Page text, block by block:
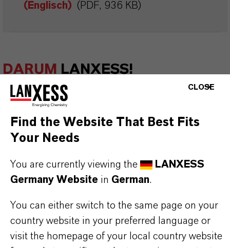
(Englisch) (PDF, 936 KB)
DARUM LANXESS!
Als führendes Spezialchemieunternehmen bieten
stehen für Zuverlässigkeit, Innovationskraft und
partnerschaftliches Denken. Im Mittelpunkt
unseres Handelns stehen jedoch Sie: unsere
Kunden. Unsere Kunden profitieren von
und einem tiefen Verständnis ihrer Märkte. Hier
finden Sie gleich elf überzeugende Gründe, warum
LANXESS der richtige Partner für Ihr Unternehmen
CLOSE
Find the Website That Best Fits
Your Needs
You are currently viewing the
LANXESS
Germany Website in German.
You can either switch to the same page on your
country website in your preferred language or
visit the homepage of your local country website